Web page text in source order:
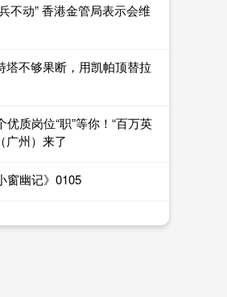
不动” 香港金管局表示会维
塔不够果断，用凯帕顶替拉
质岗位“职”等你！“百万英
广州）来了
窗幽记》0105